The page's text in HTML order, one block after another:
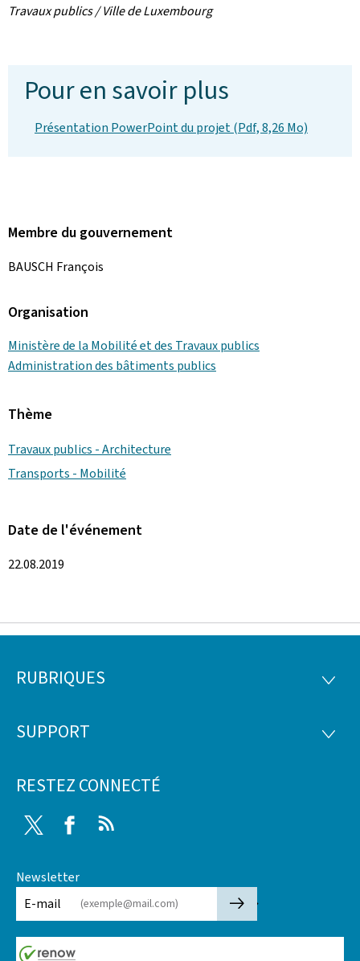
Travaux publics / Ville de Luxembourg
Pour en savoir plus
Présentation PowerPoint du projet (Pdf, 8,26 Mo)
Membre du gouvernement
BAUSCH François
Organisation
Ministère de la Mobilité et des Travaux publics
Administration des bâtiments publics
Thème
Travaux publics - Architecture
Transports - Mobilité
Date de l'événement
22.08.2019
Pied
page
RUBRIQUES
SUPPORT
RESTEZ CONNECTÉ
Twitter Facebook
Newsletter
E-mail
🡒